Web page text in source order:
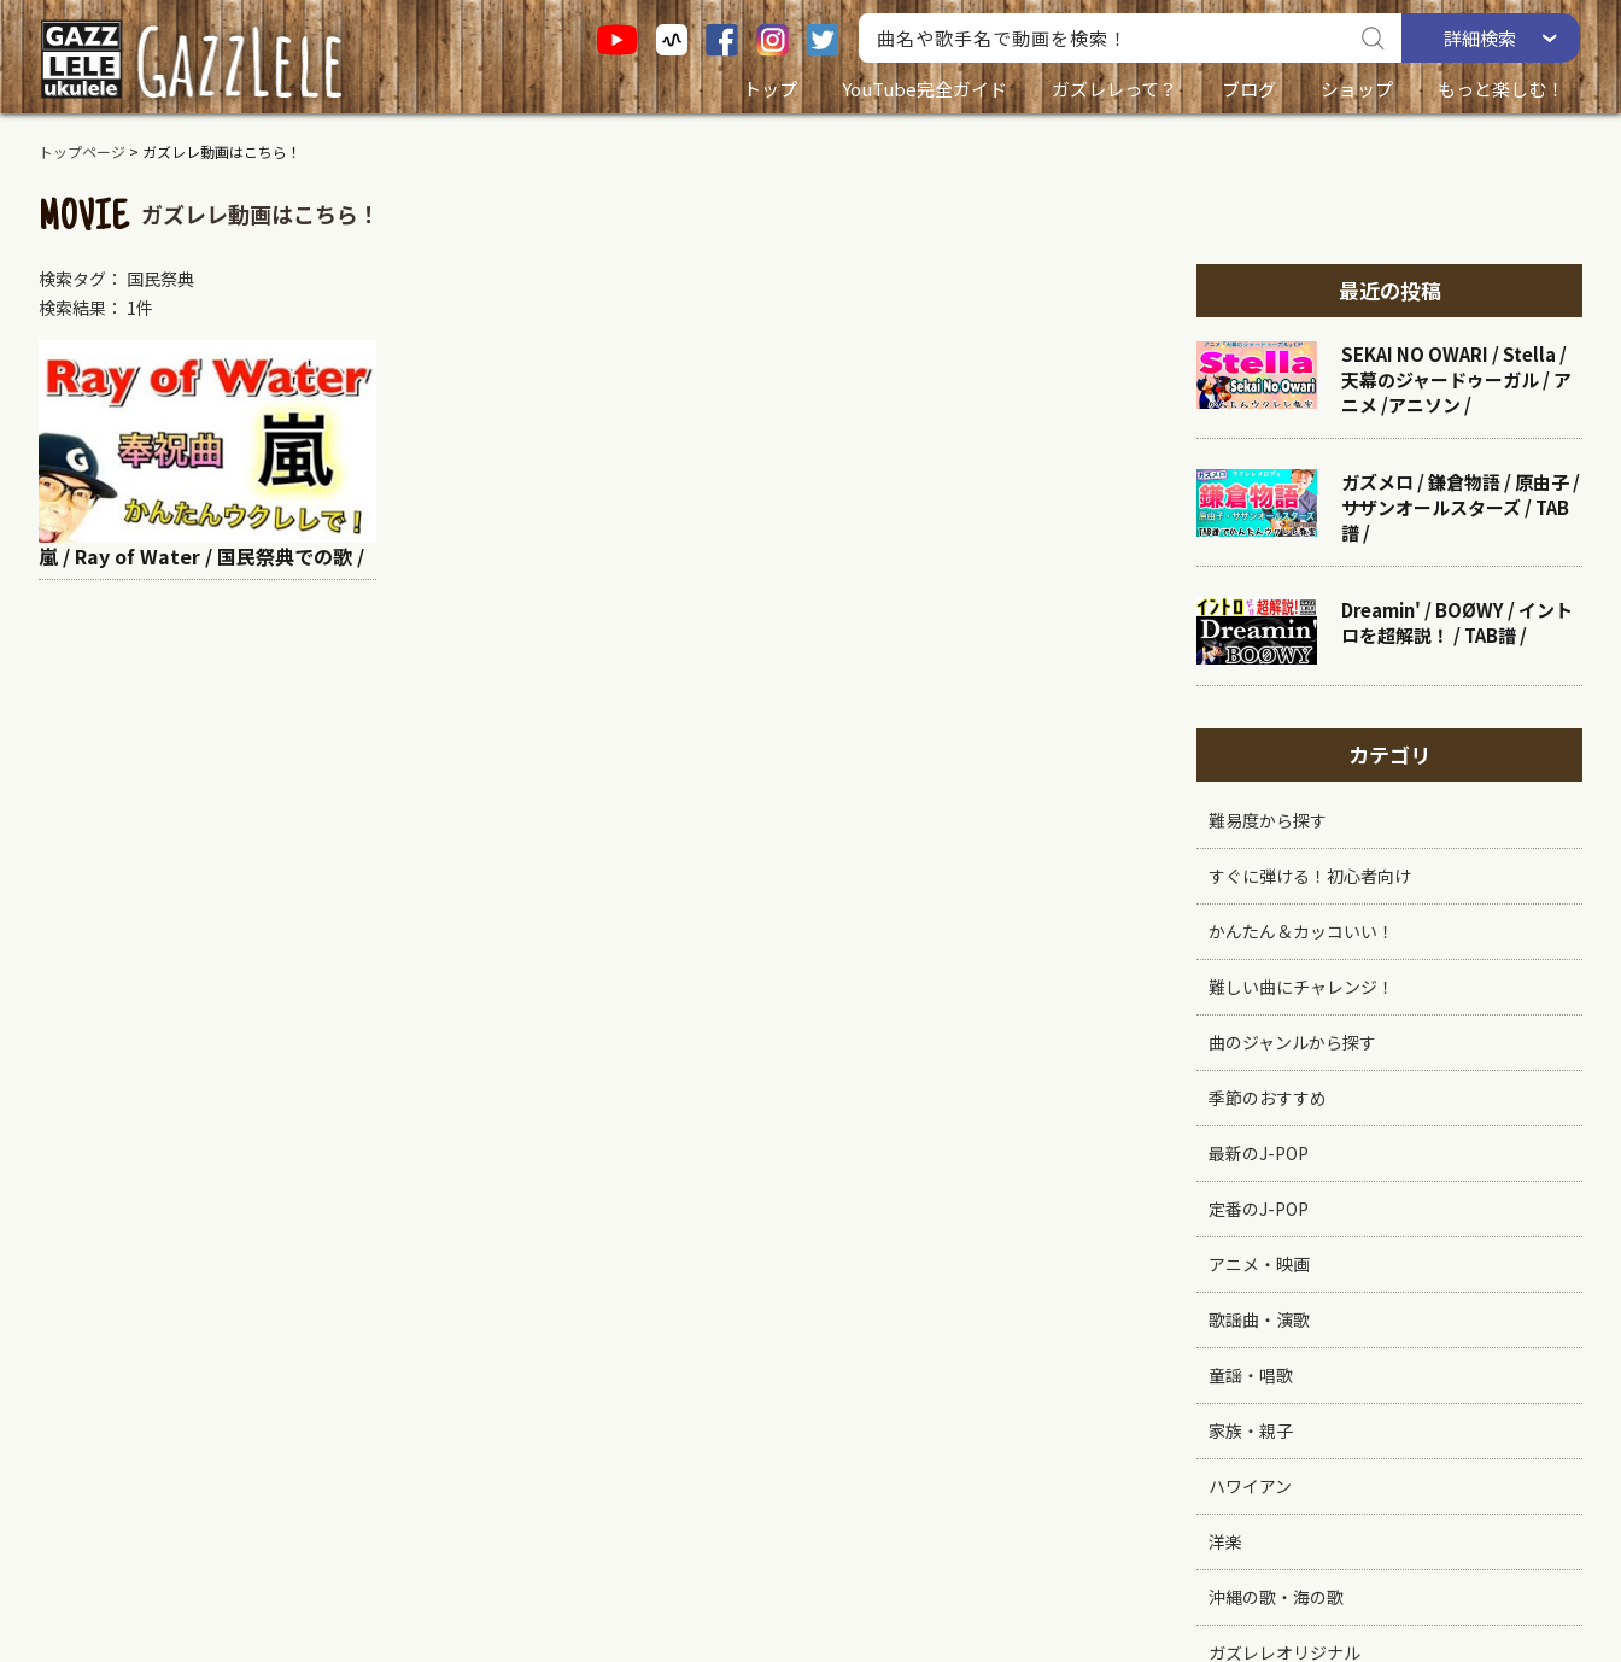
詳細検索
トップ
YouTube完全ガイド ガズレレって？ ブログ ショップ もっと楽しむ！
トップページ > ガズレレ動画はこちら！
MOVIE ガズレレ動画はこちら！
検索タグ： 国民祭典
検索結果： 1件
嵐 / Ray of Water / 国民祭典での歌 /
最近の投稿
SEKAI NO OWARI / Stella /
天幕のジャードゥーガル / ア
ニメ /アニソン /
ガズメロ / 鎌倉物語 / 原由子 /
サザンオールスターズ / TAB
譜 /
Dreamin' / BOØWY / イント
ロを超解説！ / TAB譜 /
カテゴリ
難易度から探す
すぐに弾ける！初心者向け
かんたん＆カッコいい！
難しい曲にチャレンジ！
曲のジャンルから探す
季節のおすすめ
最新のJ-POP
定番のJ-POP
アニメ・映画
歌謡曲・演歌
童謡・唱歌
家族・親子
ハワイアン
洋楽
沖縄の歌・海の歌
ガズレレオリジナル